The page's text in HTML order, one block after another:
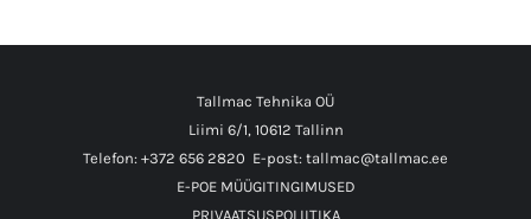
Tallmac Tehnika OÜ
Liimi 6/1, 10612 Tallinn
Telefon: +372 656 2820 E-post: tallmac@tallmac.ee
E-POE MÜÜGITINGIMUSED
PRIVAATSUSPOLIITIKA